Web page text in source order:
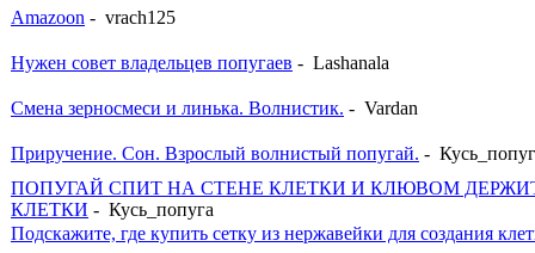
Amazoon - vrach125
Нужен совет владельцев попугаев - Lashanala
Смена зерносмеси и линька. Волнистик. - Vardan
Приручение. Сон. Взрослый волнистый попугай. -
ПОПУГАЙ СПИТ НА СТЕНЕ КЛЕТКИ И КЛЮВОМ
КЛЕТКИ - Кусь_попуга
Подскажите, где купить сетку из нержавейки для создания